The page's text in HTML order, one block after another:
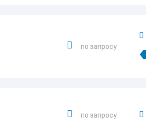
по запросу
по запросу